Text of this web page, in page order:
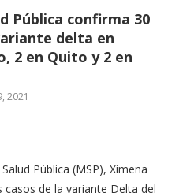
Pública confirma 30
delta en
2 en Quito y 2 en
2021
Pública (MSP), Ximena
de la variante Delta del